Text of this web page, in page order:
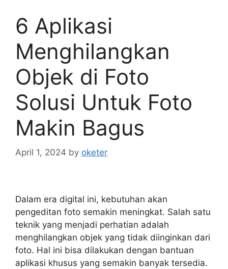
6 Aplikasi
Menghilangkan
Objek di Foto
Solusi Untuk Foto
Makin Bagus
April 1, 2024 by oketer
Dalam era digital ini, kebutuhan akan
pengeditan foto semakin meningkat. Salah satu
teknik yang menjadi perhatian adalah
menghilangkan objek yang tidak diinginkan dari
foto. Hal ini bisa dilakukan dengan bantuan
aplikasi khusus yang semakin banyak tersedia.